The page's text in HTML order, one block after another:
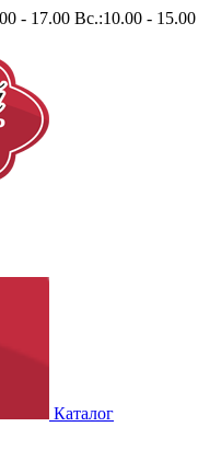
- 17.00 Вс.:10.00 - 15.00
Каталог